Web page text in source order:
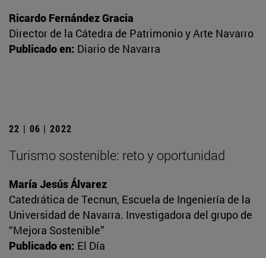
Ricardo Fernández Gracia
Director de la Cátedra de Patrimonio y Arte Navarro
Publicado en: Diario de Navarra
22 | 06 | 2022
Turismo sostenible: reto y oportunidad
María Jesús Álvarez
Catedrática de Tecnun, Escuela de Ingeniería de la
Universidad de Navarra. Investigadora del grupo de
“Mejora Sostenible”
Publicado en: El Día